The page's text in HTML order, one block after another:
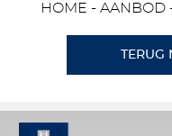
HOME - AANBOD
TERUG